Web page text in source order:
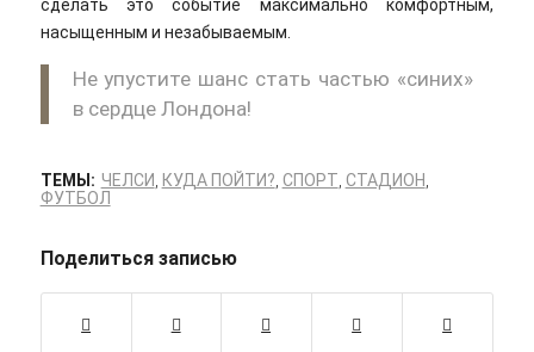
сделать это событие максимально комфортным,
насыщенным и незабываемым.
Не упустите шанс стать частью «синих»
в сердце Лондона!
ТЕМЫ: ЧЕЛСИ КУДА ПОЙТИ? СПОРТ СТАДИОН
ФУТБОЛ
Поделиться записью